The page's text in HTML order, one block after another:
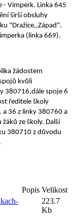
- Vimperk. Linka 645
širší obsluhy
"Dražice,,Západ".
(linka 669).
žádostem
kvůli
380716,dále spoje 6
ředitele školy
a 36 z linky 380760 a
ze školy. Další
380710 z důvodu
Popis Velikost
223.7
Kb